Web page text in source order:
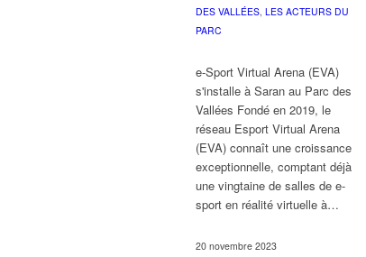
DES VALLÉES, LES ACTEURS DU
PARC
e-Sport Virtual Arena (EVA)
s'installe à Saran au Parc des
Vallées Fondé en 2019, le
réseau Esport Virtual Arena
(EVA) connaît une croissance
exceptionnelle, comptant déjà
une vingtaine de salles de e-
sport en réalité virtuelle à…
20 novembre 2023